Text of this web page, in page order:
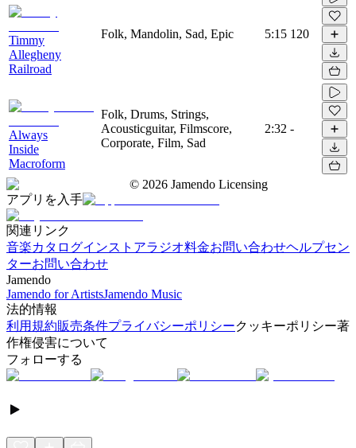
Timmy
Allegheny
Railroad
Folk, Mandolin, Sad, Epic 5:15 120
Always
Inside
Macroform
Folk, Drums, Strings,
Acousticguitar, Filmscore,
Corporate, Film, Sad
2:32 -
© 2026 Jamendo Licensing
アプリを入手
関連リンク
音楽カタログインストアラジオ料金お問い合わせヘルプセン
ターお問い合わせ
Jamendo
Jamendo for ArtistsJamendo Music
法的情報
利用規約販売条件プライバシーポリシークッキーポリシー著
作権侵害について
フォローする